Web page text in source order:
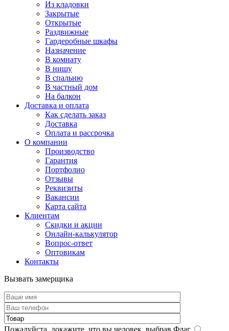
Из кладовки
Закрытые
Открытые
Раздвижные
Гардеробные шкафы
Назначение
В комнату
В нишу
В спальню
В частный дом
На балкон
Доставка и оплата
Как сделать заказ
Доставка
Оплата и рассрочка
О компании
Производство
Гарантия
Портфолио
Отзывы
Реквизиты
Вакансии
Карта сайта
Клиентам
Скидки и акции
Онлайн-калькулятор
Вопрос-ответ
Оптовикам
Контакты
Вызвать замерщика
Пожалуйста, докажите, что вы человек, выбрав Флаг.